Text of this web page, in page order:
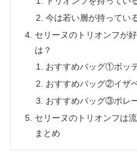
今は若い層が持ってい
セリーヌのトリオンフが
は？
おすすめバッグ①ボッ
おすすめバッグ②イザ
おすすめバッグ③ポレ
セリーヌのトリオンフは
まとめ